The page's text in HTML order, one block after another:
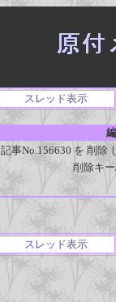
スレッド表示
記事No.156630 を 削除
削除キ
スレッド表示